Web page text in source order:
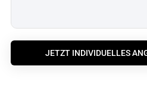
JETZT INDIVIDUELLES